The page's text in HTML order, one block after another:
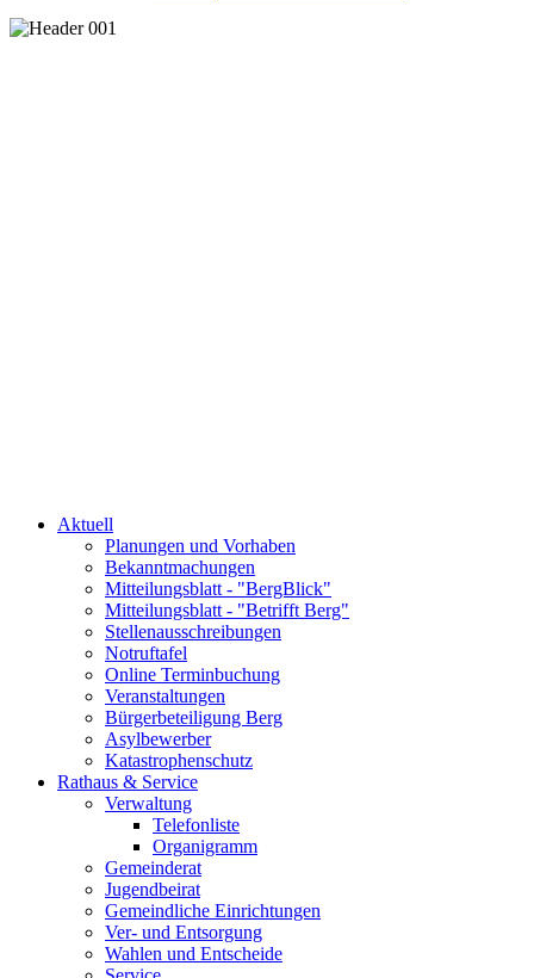
Aktuell
Planungen und Vorhaben
Bekanntmachungen
Mitteilungsblatt - "BergBlick"
Mitteilungsblatt - "Betrifft Berg"
Stellenausschreibungen
Notruftafel
Online Terminbuchung
Veranstaltungen
Bürgerbeteiligung Berg
Asylbewerber
Katastrophenschutz
Rathaus & Service
Verwaltung
Telefonliste
Organigramm
Gemeinderat
Jugendbeirat
Gemeindliche Einrichtungen
Ver- und Entsorgung
Wahlen und Entscheide